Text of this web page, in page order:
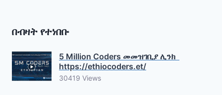
በብዛት የተነበቡ
5 Million Coders መመዝገቢያ ሊንክ
https://ethiocoders.et/
30419 Views